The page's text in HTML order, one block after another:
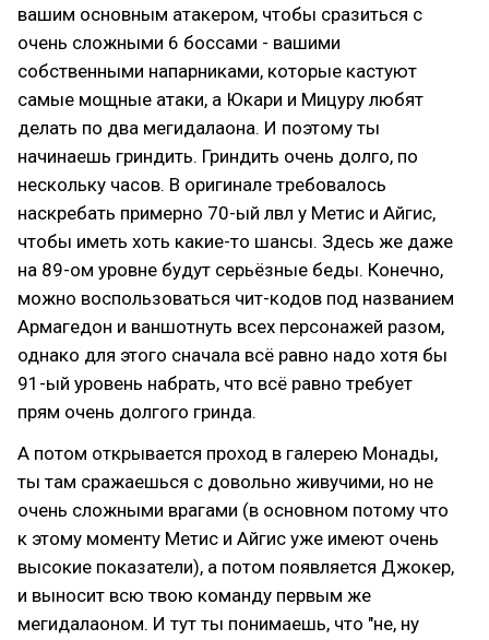
вашим основным атакером, чтобы сразиться с
очень сложными 6 боссами - вашими
собственными напарниками, которые кастуют
самые мощные атаки, а Юкари и Мицуру любят
делать по два мегидалаона. И поэтому ты
начинаешь гриндить. Гриндить очень долго, по
нескольку часов. В оригинале требовалось
наскребать примерно 70-ый лвл у Метис и Айгис,
чтобы иметь хоть какие-то шансы. Здесь же даже
на 89-ом уровне будут серьёзные беды. Конечно,
можно воспользоваться чит-кодов под названием
Армагедон и ваншотнуть всех персонажей разом,
однако для этого сначала всё равно надо хотя бы
91-ый уровень набрать, что всё равно требует
прям очень долгого гринда.
А потом открывается проход в галерею Монады,
ты там сражаешься с довольно живучими, но не
очень сложными врагами (в основном потому что
к этому моменту Метис и Айгис уже имеют очень
высокие показатели), а потом появляется Джокер,
и выносит всю твою команду первым же
мегидалаоном. И тут ты понимаешь, что "не, ну